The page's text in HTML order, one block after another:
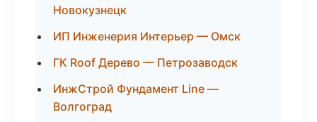
Новокузнецк
ИП Инженерия Интерьер — Омск
ГК Roof Дерево — Петрозаводск
ИнжСтрой Фундамент Line —
Волгоград